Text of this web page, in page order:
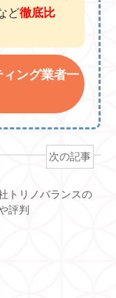
ど徹底比
ィング業者一
次の記事
トリノバランスの
評判